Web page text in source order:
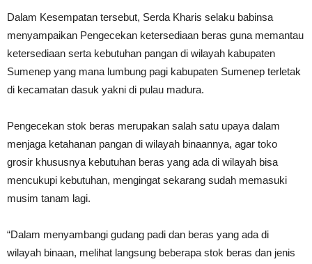
Dalam Kesempatan tersebut, Serda Kharis selaku babinsa
menyampaikan Pengecekan ketersediaan beras guna memantau
ketersediaan serta kebutuhan pangan di wilayah kabupaten
Sumenep yang mana lumbung pagi kabupaten Sumenep terletak
di kecamatan dasuk yakni di pulau madura.
Pengecekan stok beras merupakan salah satu upaya dalam
menjaga ketahanan pangan di wilayah binaannya, agar toko
grosir khususnya kebutuhan beras yang ada di wilayah bisa
mencukupi kebutuhan, mengingat sekarang sudah memasuki
musim tanam lagi.
“Dalam menyambangi gudang padi dan beras yang ada di
wilayah binaan, melihat langsung beberapa stok beras dan jenis